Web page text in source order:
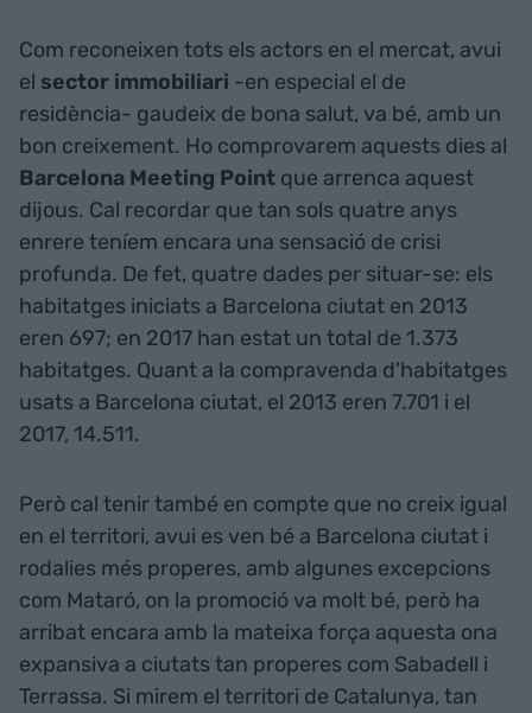
Com reconeixen tots els actors en el mercat, avui
el sector immobiliari -en especial el de
residència- gaudeix de bona salut, va bé, amb un
bon creixement. Ho comprovarem aquests dies al
Barcelona Meeting Point que arrenca aquest
dijous. Cal recordar que tan sols quatre anys
enrere teníem encara una sensació de crisi
profunda. De fet, quatre dades per situar-se: els
habitatges iniciats a Barcelona ciutat en 2013
eren 697; en 2017 han estat un total de 1.373
habitatges. Quant a la compravenda d'habitatges
usats a Barcelona ciutat, el 2013 eren 7.701 i el
2017, 14.511.
Però cal tenir també en compte que no creix igual
en el territori, avui es ven bé a Barcelona ciutat i
rodalies més properes, amb algunes excepcions
com Mataró, on la promoció va molt bé, però ha
arribat encara amb la mateixa força aquesta ona
expansiva a ciutats tan properes com Sabadell i
Terrassa. Si mirem el territori de Catalunya, tan